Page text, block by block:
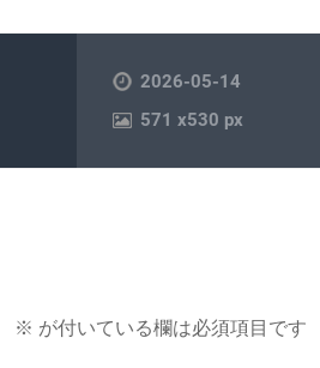
2026-05-14
571x530 px
※ が付いている欄は必須項目です